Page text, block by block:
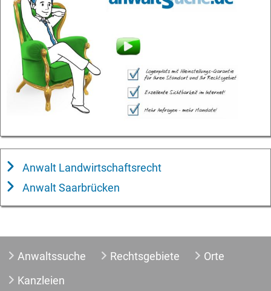
Anwalt Landwirtschaftsrecht
Anwalt Saarbrücken
Anwaltssuche Rechtsgebiete
Orte
Kanzleien